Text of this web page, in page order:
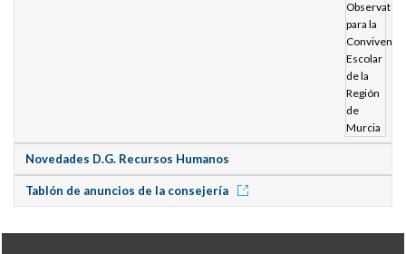
Novedades D.G. Recursos Humanos
Tablón de anuncios de la consejería